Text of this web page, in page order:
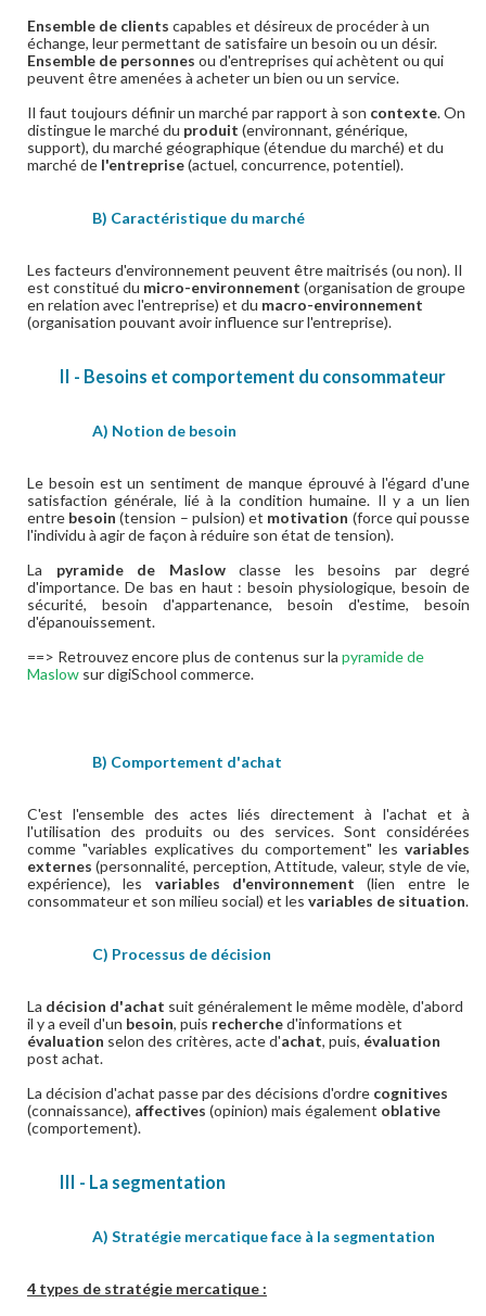
Ensemble de clients capables et désireux de procéder à un
échange, leur permettant de satisfaire un besoin ou un désir.
Ensemble de personnes ou d'entreprises qui achètent ou qui
peuvent être amenées à acheter un bien ou un service.
Il faut toujours définir un marché par rapport à son contexte. On
distingue le marché du produit (environnant, générique,
support), du marché géographique (étendue du marché) et du
marché de l'entreprise(actuel, concurrence, potentiel).
B) Caractéristique du marché
Les facteurs d'environnement peuvent être maitrisés (ou non). Il
est constitué du micro-environnement (organisation de groupe
en relation avec l'entreprise) et du macro-environnement
(organisation pouvant avoir influence sur l'entreprise).
II - Besoins et comportement du consommateur
A) Notion de besoin
Le besoin est un sentiment de manque éprouvé à l'égard d'une
satisfaction générale, lié à la condition humaine. Il y a un lien
entre besoin(tension – pulsion) et motivation (force qui pousse
l'individu à agir de façon à réduire son état de tension).
La pyramide de Maslow classe les besoins par degré
d'importance. De bas en haut : besoin physiologique, besoin de
sécurité, besoin d'appartenance, besoin d'estime, besoin
d'épanouissement.
==> Retrouvez encore plus de contenus sur la pyramide de
Maslow sur digiSchool commerce.
B) Comportement d'achat
C'est l'ensemble des actes liés directement à l'achat et à
l'utilisation des produits ou des services. Sont considérées
comme "variables explicatives du comportement" les variables
externes(personnalité, perception, Attitude, valeur, style de vie,
expérience), les variables d'environnement (lien entre le
consommateur et son milieu social) et les variables de situation.
C) Processus de décision
La décision d'achat suit généralement le même modèle, d'abord
il y a eveil d'un besoin, puis recherched'informations et
évaluation selon des critères, acte d'achat, puis, évaluation
post achat.
La décision d'achat passe par des décisions d'ordre cognitives
(connaissance), affectives (opinion) mais également oblative
(comportement).
III - La segmentation
A) Stratégie mercatique face à la segmentation
4 types de stratégie mercatique :